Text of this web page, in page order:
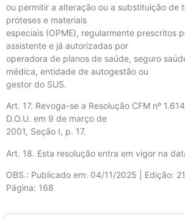
ou permitir a alteração ou a substituição de
próteses e materiais
especiais (OPME), regularmente prescritos
assistente e já autorizadas por
operadora de planos de saúde, seguro
médica, entidade de autogestão ou
gestor do SUS.
Art. 17. Revoga-se a Resolução CFM nº
D.O.U. em 9 de março de
2001, Seção I, p. 17.
Art. 18. Esta resolução entra em vigor na
OBS.: Publicado em: 04/11/2025 | Edição:
Página: 168